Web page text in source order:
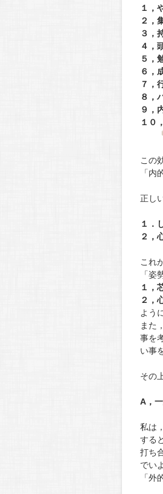
１，
２，
３，
４，
５，
６，
７，
８，
９，
１０
この
「内
正し
１．
２，
これ
「
１，
２，
よう
また
事を
い事
その
A，
私は
する
打ち
でい
「外